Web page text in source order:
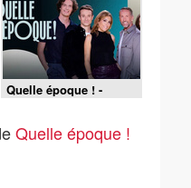
Quelle époque ! -
30/05/2026
Quelle époque !